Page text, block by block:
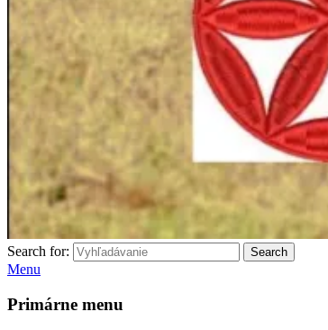
Search for: Search
Menu
Primárne menu